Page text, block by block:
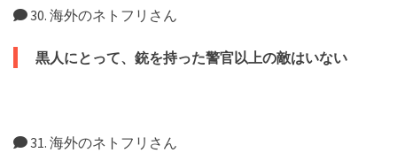
30. 海外のネトフリさん
黒人にとって、銃を持った警官以上の敵はいない
31. 海外のネトフリさん